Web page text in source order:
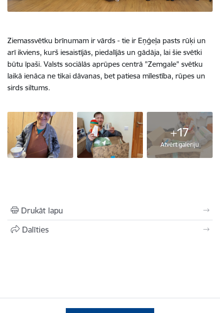
Ziemassvētku brīnumam ir vārds - tie ir Eņģeļa pasts rūķi un
arī ikviens, kurš iesaistījās, piedalījās un gādāja, lai šie svētki
būtu īpaši. Valsts sociālās aprūpes centrā "Zemgale" svētku
laikā ienāca ne tikai dāvanas, bet patiesa mīlestība, rūpes un
sirds siltums.
+17
Atvērt galeriju
Drukāt lapu
Dalīties